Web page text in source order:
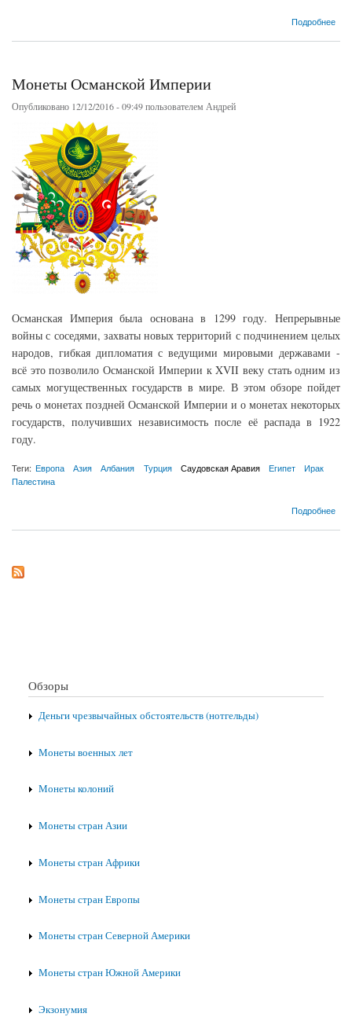
Подробнее
Монеты Османской Империи
Опубликовано 12/12/2016 - 09:49 пользователем Андрей
Османская Империя была основана в 1299 году. Непрерывные
войны с соседями, захваты новых территорий с подчинением целых
народов, гибкая дипломатия с ведущими мировыми державами -
всё это позволило Османской Империи к XVII веку стать одним из
самых могущественных государств в мире. В этом обзоре пойдет
речь о монетах поздней Османской Империи и о монетах некоторых
государств, получивших независимость после её распада в 1922
году.
Теги: Европа Азия Албания Турция Саудовская Аравия Египет
Ирак
Палестина
Подробнее
Обзоры
Деньги чрезвычайных обстоятельств (нотгельды)
Монеты военных лет
Монеты колоний
Монеты стран Азии
Монеты стран Африки
Монеты стран Европы
Монеты стран Северной Америки
Монеты стран Южной Америки
Экзонумия